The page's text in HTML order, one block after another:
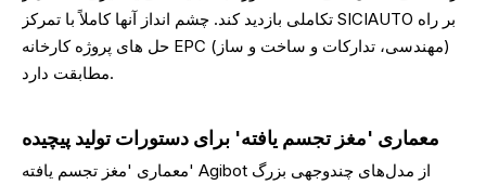
تکاملی بازدید کند. چشم انداز آنها کاملاً با تمرکز SICIAUTO بر راه
حل های پروژه کارخانه EPC (مهندسی، تدارکات و ساخت و ساز)
مطابقت دارد.
معماری 'مغز تجسم یافته' برای دستورات تولید پیچیده
معماری 'مغز تجسم یافته' Agibot از مدل‌های چندوجهی بزرگ